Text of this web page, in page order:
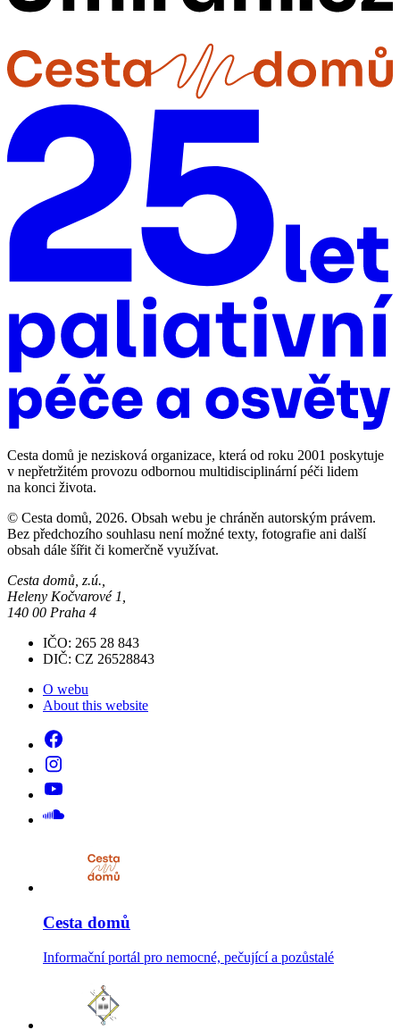
Cesta domů je nezisková organizace, která od roku 2001 poskytuje
v nepřetržitém provozu odbornou multidisciplinární péči lidem
na konci života.
© Cesta domů, 2026. Obsah webu je chráněn autorským právem.
Bez předchozího souhlasu není možné texty, fotografie ani další
obsah dále šířit či komerčně využívat.
Cesta domů, z.ú.,
Heleny Kočvarové 1,
140 00 Praha 4
IČO: 265 28 843
DIČ: CZ 26528843
O webu
About this website
Cesta domů
Informační portál pro nemocné, pečující a pozůstalé